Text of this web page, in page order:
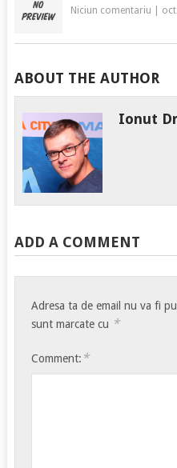
Niciun comentariu
ABOUT THE AUTHOR
Ionut
ADD A COMMENT
Adresa ta de email nu va fi
sunt marcate cu *
Comment: *